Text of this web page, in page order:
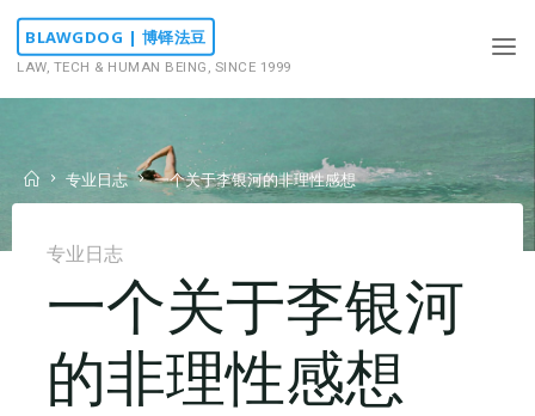
Skip
content
BLAWGDOG | 博铎法豆
LAW, TECH & HUMAN BEING, SINCE 1999
Home专业日志 一个关于李银河的非理性感想
专业日志
一个关于李银河
的非理性感想